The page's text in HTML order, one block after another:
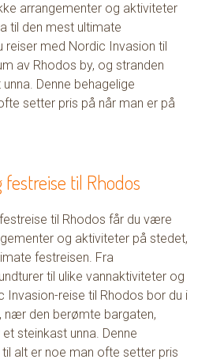
arrangementer og aktiviteter
til den mest ultimate
reiser med Nordic Invasion til
av Rhodos by, og stranden
Denne behagelige
setter pris på når man er på
til Rhodos
til Rhodos får du være
og aktiviteter på stedet,
festreisen. Fra
til ulike vannaktiviteter og
Invasion-reise til Rhodos bor du i
nær den berømte bargaten,
steinkast unna. Denne
alt er noe man ofte setter pris